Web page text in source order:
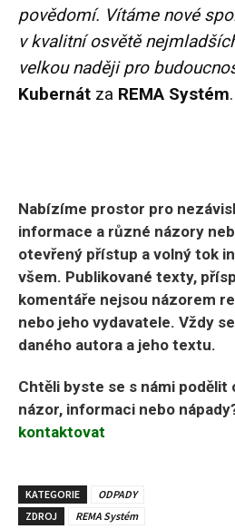
povědomí. Vítáme nové
v kvalitní osvětě
velkou naději pro
Kubernát za REMA Systém.
Nabízíme prostor pro
informace a různé názory
otevřený přístup a volný tok
všem. Publikované texty,
komentáře nejsou názorem
nebo jeho vydavatele. Vždy
daného autora a jeho textu.
Chtěli byste se s námi podělit
názor, informaci nebo
kontaktovat
KATEGORIE
ODPADY
ZDROJ
REMA Systém